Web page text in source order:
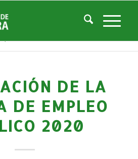
Ayuntamiento
DE LA
DE EMPLEO
2020